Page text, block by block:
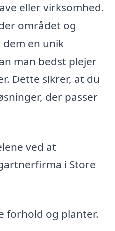
eller virksomhed.
området og
en unik
man bedst plejer
Dette sikrer, at du
der passer
ved at
i Store
forhold og planter.